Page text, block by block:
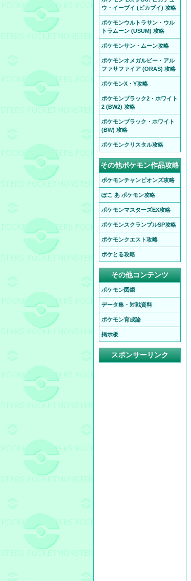
ウ・イーブイ (ピカブイ) 攻略
ポケモンウルトラサン・ウル
トラムーン (USUM) 攻略
ポケモンサン・ムーン攻略
ポケモンオメガルビー・アル
ファサファイア (ORAS) 攻略
ポケモンX・Y攻略
ポケモンブラック2・ホワイト
2 (BW2) 攻略
ポケモンブラック・ホワイト
(BW) 攻略
ポケモンクリスタル攻略
その他ポケモン作品攻略
ポケモンチャンピオンズ攻略
ぽこ あ ポケモン攻略
ポケモンマスターズEX攻略
ポケモンスクランブルSP攻略
ポケモンクエスト攻略
ポケとる攻略
その他コンテンツ
ポケモン図鑑
データ集・対戦資料
ポケモン育成論
掲示板
スポンサーリンク